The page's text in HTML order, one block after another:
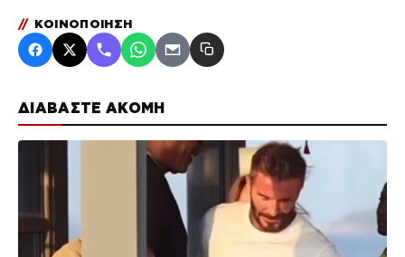
ΔΙΑΒΑΣΤΕ ΑΚΟΜΗ
// ΚΟΙΝΟΠΟΙΗΣΗ